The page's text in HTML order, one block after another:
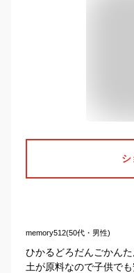
シ
memory512(50代・男性)
ひかるどろだんごかん
土が原料なので子供で